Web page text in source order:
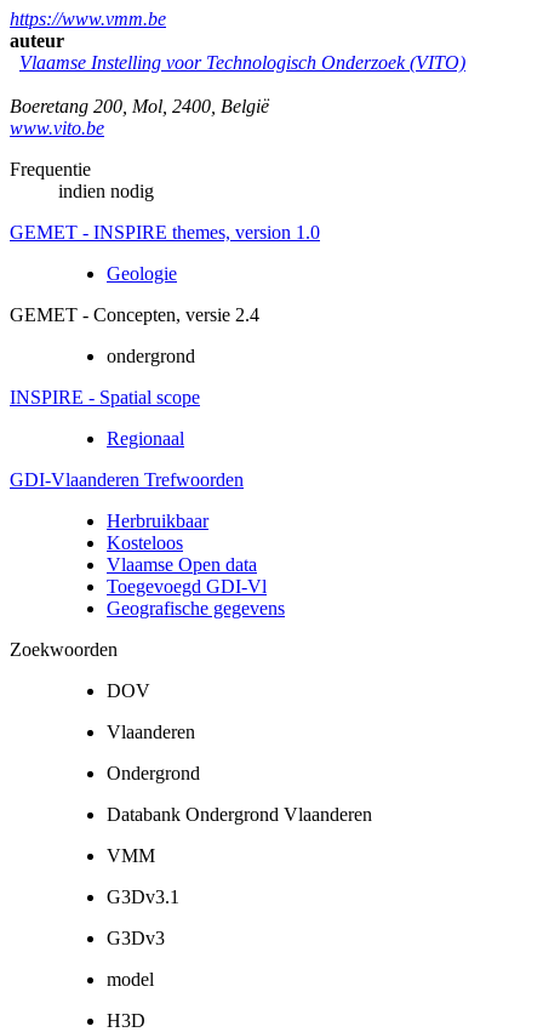
https://www.vmm.be
auteur
Vlaamse Instelling voor Technologisch Onderzoek (VITO)
Boeretang 200 Mol 2400 België
www.vito.be
Frequentie
indien nodig
GEMET - INSPIRE themes, version 1.0
Geologie
GEMET - Concepten, versie 2.4
ondergrond
INSPIRE - Spatial scope
Regionaal
GDI-Vlaanderen Trefwoorden
Herbruikbaar
Kosteloos
Vlaamse Open data
Toegevoegd GDI-Vl
Geografische gegevens
Zoekwoorden
DOV
Vlaanderen
Ondergrond
Databank Ondergrond Vlaanderen
VMM
G3Dv3.1
G3Dv3
model
H3D